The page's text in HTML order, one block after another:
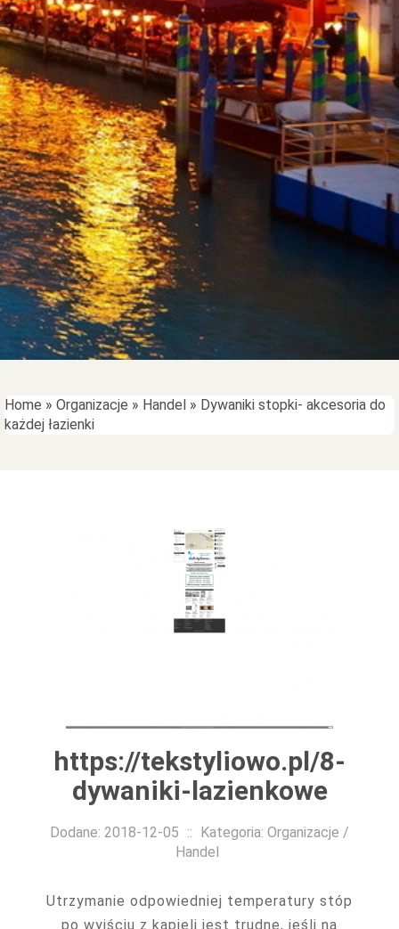
Home » Organizacje » Handel » Dywaniki stopki- akcesoria do
każdej łazienki
https://tekstyliowo.pl/8-
dywaniki-lazienkowe
Dodane: 2018-12-05 :: Kategoria: Organizacje /
Handel
Utrzymanie odpowiedniej temperatury stóp
po wyjściu z kąpieli jest trudne, jeśli na